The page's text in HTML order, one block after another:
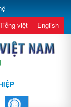
Tiếng việt English